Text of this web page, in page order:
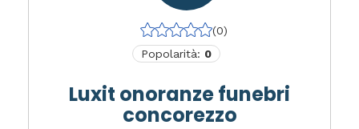
(0)
Popolarità: 0
Luxit onoranze funebri
concorezzo